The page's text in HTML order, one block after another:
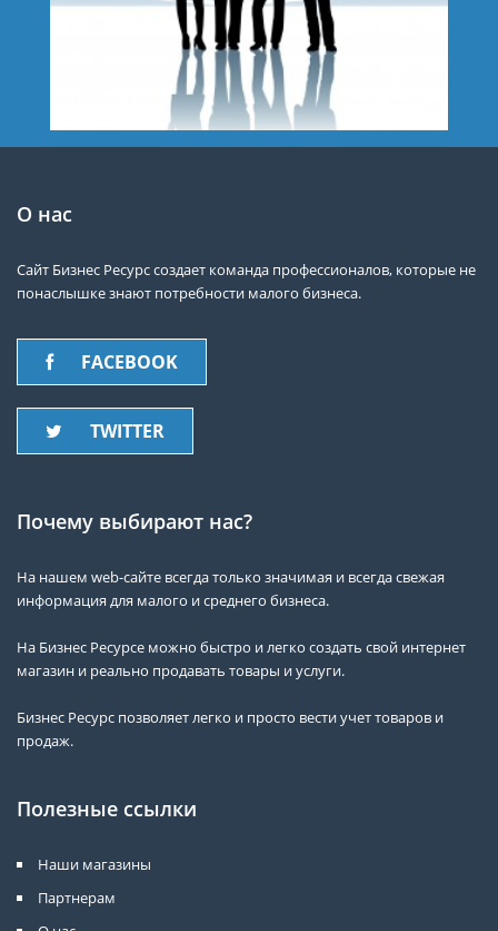
О нас
Сайт Бизнес Ресурс создает команда профессионалов, которые не
понаслышке знают потребности малого бизнеса.
FACEBOOK
TWITTER
Почему выбирают нас?
На нашем web-сайте всегда только значимая и всегда свежая
информация для малого и среднего бизнеса.
На Бизнес Ресурсе можно быстро и легко создать свой интернет
магазин и реально продавать товары и услуги.
Бизнес Ресурс позволяет легко и просто вести учет товаров и
продаж.
Полезные ссылки
Наши магазины
Партнерам